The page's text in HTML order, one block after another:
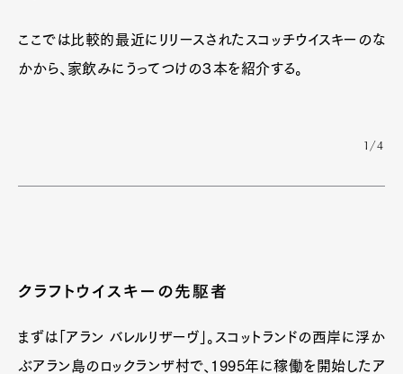
ここでは比較的最近にリリースされたスコッチウイスキーのな
かから、家飲みにうってつけの３本を紹介する。
1/4
クラフトウイスキーの先駆者
まずは「アラン バレルリザーヴ」。スコットランドの西岸に浮か
ぶアラン島のロックランザ村で、1995年に稼働を開始したア